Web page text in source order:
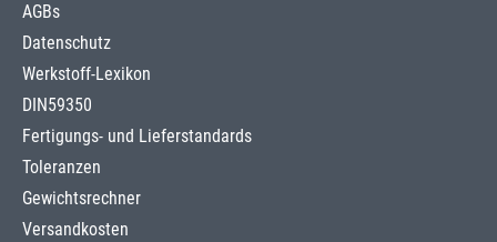
AGBs
Datenschutz
Werkstoff-Lexikon
DIN59350
Fertigungs- und Lieferstandards
Toleranzen
Gewichtsrechner
Versandkosten